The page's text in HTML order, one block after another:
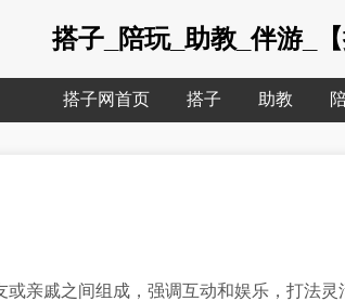
搭子_陪玩_助教_伴游_【
搭子网首页 搭子 助教
亲戚之间组成，强调互动和娱乐，打法